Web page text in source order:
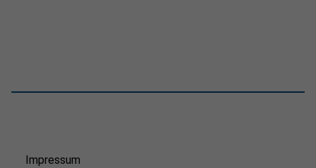
Impressum